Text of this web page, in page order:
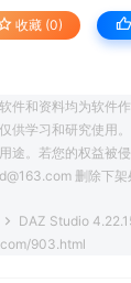
收藏 (0)
件和资料均为软件
供学习和研究使用
途。若您的权益被
删除下架
DAZ Studio
903.html